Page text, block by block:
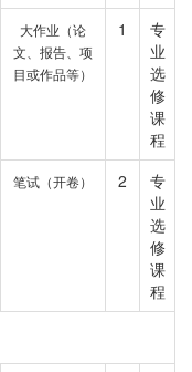
大作业（论
文、报告、项
目或作品等）
1
专
业
选
修
课
程
笔试（开卷） 2
专
业
选
修
课
程